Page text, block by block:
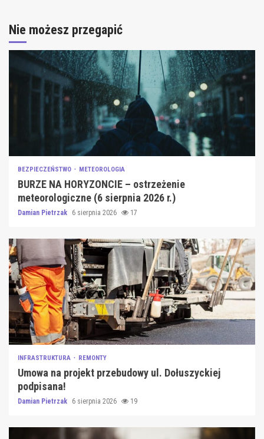
Nie możesz przegapić
BEZPIECZEŃSTWO METEOROLOGIA
BURZE NA HORYZONCIE – ostrzeżenie
meteorologiczne (6 sierpnia 2026 r.)
Damian Pietrzak 6 sierpnia 2026 17
INFRASTRUKTURA REMONTY
Umowa na projekt przebudowy ul. Dołuszyckiej
podpisana!
Damian Pietrzak 6 sierpnia 2026 19